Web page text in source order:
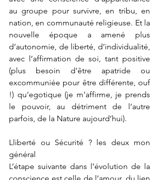
au groupe pour survivre, en tribu, en
nation, en communauté religieuse. Et la
nouvelle époque a amené plus
d’autonomie, de liberté, d’individualité,
avec l’affirmation de soi, tant positive
(plus besoin d’être apatride ou
excommuniée pour être différente, ouf
!) qu’egotique (je m’affirme, je prends
le pouvoir, au détriment de l’autre
parfois, de la Nature aujourd’hui).
Lliberté ou Sécurité ? les deux mon
général
L’étape suivante dans l’évolution de la